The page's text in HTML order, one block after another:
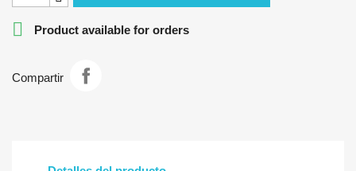
 Product available for orders
Compartir